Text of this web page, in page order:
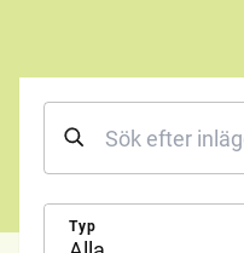
Typ